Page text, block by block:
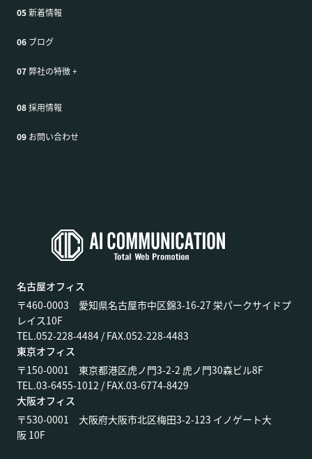
05新着情報
06 ブログ
07弊社の特徴+
08採用情報
09 お問い合わせ
名古屋オフィス
〒460-0003 愛知県名古屋市中区錦3-16-27 栄パークサイドプ
レイス10F
TEL.052-228-4484 / FAX.052-228-4483
東京オフィス
〒150-0001 東京都港区虎ノ門3-2-2 虎ノ門30森ビル8F
TEL.03-6455-1012 / FAX.03-6774-8429
大阪オフィス
〒530-0001 大阪府大阪市北区梅田3-2-123 イノゲート大
阪 10F